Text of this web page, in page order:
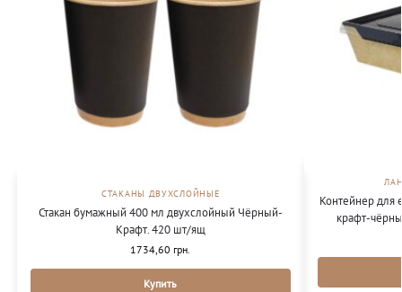
СТАКАНЫ ДВУХСЛОЙНЫЕ
Стакан бумажный 400 мл двухслойный Чёрный-
Крафт. 420 шт/ящ
1734,60 грн.
Купить
Контейнер для
крафт-